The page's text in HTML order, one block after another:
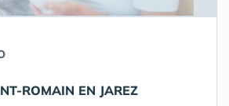
ROMAIN EN JAREZ